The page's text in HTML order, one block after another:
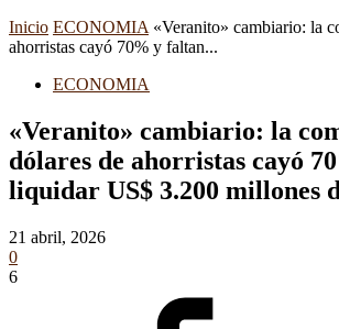
Inicio ECONOMIA «Veranito» cambiario: la
ahorristas cayó 70% y faltan...
ECONOMIA
«Veranito» cambiario: la
dólares de ahorristas cayó
liquidar US$ 3.200 millones
21 abril, 2026
0
6